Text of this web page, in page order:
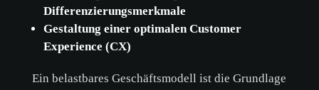
Differenzierungsmerkmale
Gestaltung einer optimalen Customer
Experience (CX)
Ein belastbares Geschäftsmodell ist die Grundlage